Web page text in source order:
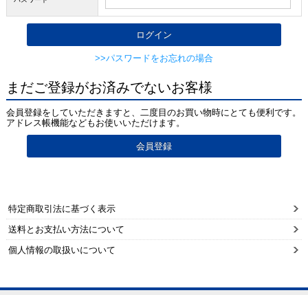
>>パスワードをお忘れの場合
まだご登録がお済みでないお客様
会員登録をしていただきますと、二度目のお買い物時にとても便利です。
アドレス帳機能などもお使いいただけます。
特定商取引法に基づく表示
送料とお支払い方法について
個人情報の取扱いについて